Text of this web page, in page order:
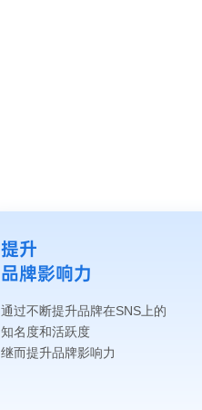
提升
品牌影响力
通过不断提升品牌在SNS上的
知名度和活跃度
继而提升品牌影响力